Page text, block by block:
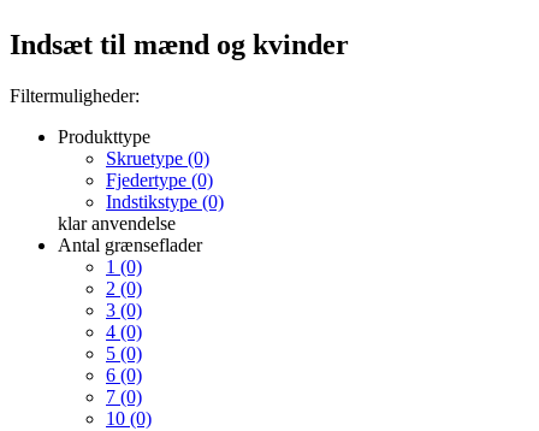
Indsæt til mænd og kvinder
Filtermuligheder:
Produkttype
Skruetype (0)
Fjedertype (0)
Indstikstype (0)
klar anvendelse
Antal grænseflader
1 (0)
2 (0)
3 (0)
4 (0)
5 (0)
6 (0)
7 (0)
10 (0)